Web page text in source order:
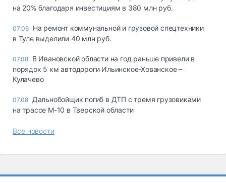
на 20% благодаря инвестициям в 380 млн руб.
07:06 На ремонт коммунальной и грузовой спецтехники
в Туле выделили 40 млн руб.
07.08 В Ивановской области на год раньше привели в
порядок 5 км автодороги Ильинское-Хованское –
Кулачево
07.08 Дальнобойщик погиб в ДТП с тремя грузовиками
на трассе М-10 в Тверской области
Все новости